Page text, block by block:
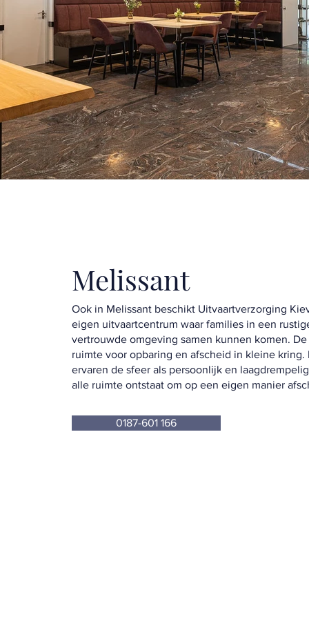
Melissant
Ook in Melissant beschikt Uitvaartverzorging
eigen uitvaartcentrum waar families in een
vertrouwde omgeving samen kunnen komen.
ruimte voor opbaring en afscheid in kleine kring.
ervaren de sfeer als persoonlijk en
alle ruimte ontstaat om op een eigen manier
0187-601 166